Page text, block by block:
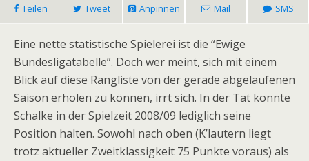
Teilen Tweet Anpinnen Mail SMS
Eine nette statistische Spielerei ist die “Ewige
Bundesligatabelle”. Doch wer meint, sich mit einem
Blick auf diese Rangliste von der gerade abgelaufenen
Saison erholen zu können, irrt sich. In der Tat konnte
Schalke in der Spielzeit 2008/09 lediglich seine
Position halten. Sowohl nach oben (K’lautern liegt
trotz aktueller Zweitklassigkeit 75 Punkte voraus) als